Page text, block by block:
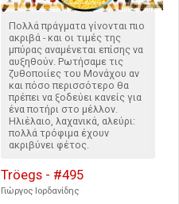
Πολλά πράγματα γίνονται πιο
ακριβά - και οι τιμές της
μπύρας αναμένεται επίσης να
αυξηθούν. Ρωτήσαμε τις
ζυθοποιίες του Μονάχου αν
και πόσο περισσότερο θα
πρέπει να ξοδεύει κανείς για
ένα ποτήρι στο μέλλον.
Ηλιέλαιο, λαχανικά, αλεύρι:
πολλά τρόφιμα έχουν
ακριβύνει φέτος.
Tröegs - #495
Γιώργος Ιορδανίδης